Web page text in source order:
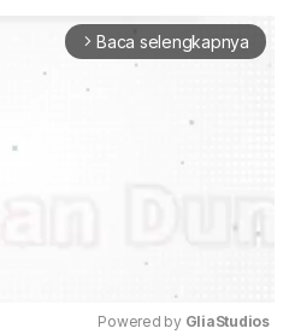
arrow_forward_ios Baca selengkapnya
Powered by GliaStudios